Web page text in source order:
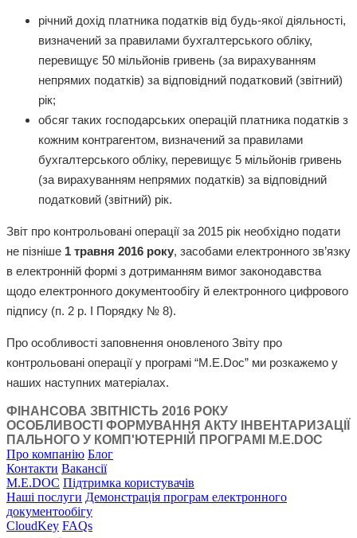
річний дохід платника податків від будь-якої діяльності,
визначений за правилами бухгалтерського обліку,
перевищує 50 мільйонів гривень (за вирахуванням
непрямих податків) за відповідний податковий (звітний)
рік;
обсяг таких господарських операцій платника податків з
кожним контрагентом, визначений за правилами
бухгалтерського обліку, перевищує 5 мільйонів гривень
(за вирахуванням непрямих податків) за відповідний
податковий (звітний) рік.
Звіт про контрольовані операції за 2015 рік необхідно подати
не пізніше 1 травня 2016 року, засобами електронного зв’язку
в електронній формі з дотриманням вимог законодавства
щодо електронного документообігу й електронного цифрового
підпису (п. 2 р. І Порядку № 8).
Про особливості заповнення оновленого Звіту про
контрольовані операції у програмі “M.E.Doc” ми розкажемо у
наших наступних матеріалах.
ФІНАНСОВА ЗВІТНІСТЬ 2016 РОКУ
ОСОБЛИВОСТІ ФОРМУВАННЯ АКТУ ІНВЕНТАРИЗАЦІЇ
ПАЛЬНОГО У КОМП'ЮТЕРНІЙ ПРОГРАМІ M.E.DOC
Про компанію Блог
Контакти Вакансії
M.E.DOC Підтримка користувачів
Наші послуги Демонстрація програм електронного
документообігу
CloudKey FAQs